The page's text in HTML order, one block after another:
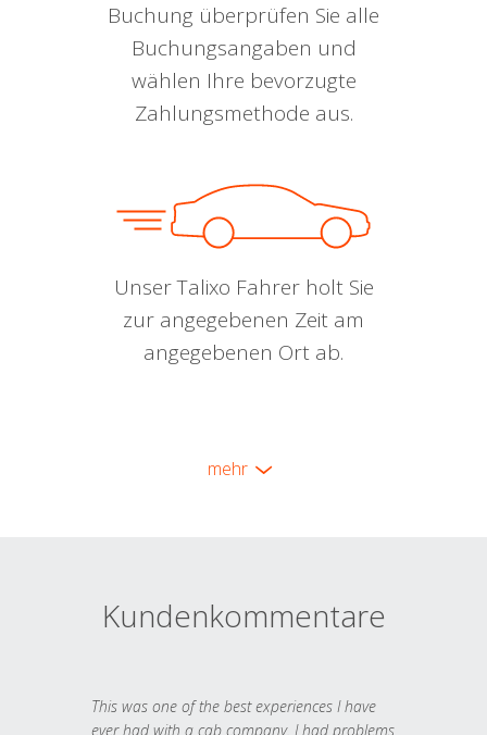
Buchung überprüfen Sie alle
Buchungsangaben und
wählen Ihre bevorzugte
Zahlungsmethode aus.
Unser Talixo Fahrer holt Sie
zur angegebenen Zeit am
angegebenen Ort ab.
mehr
Kundenkommentare
This was one of the best experiences I have
ever had with a cab company. I had problems